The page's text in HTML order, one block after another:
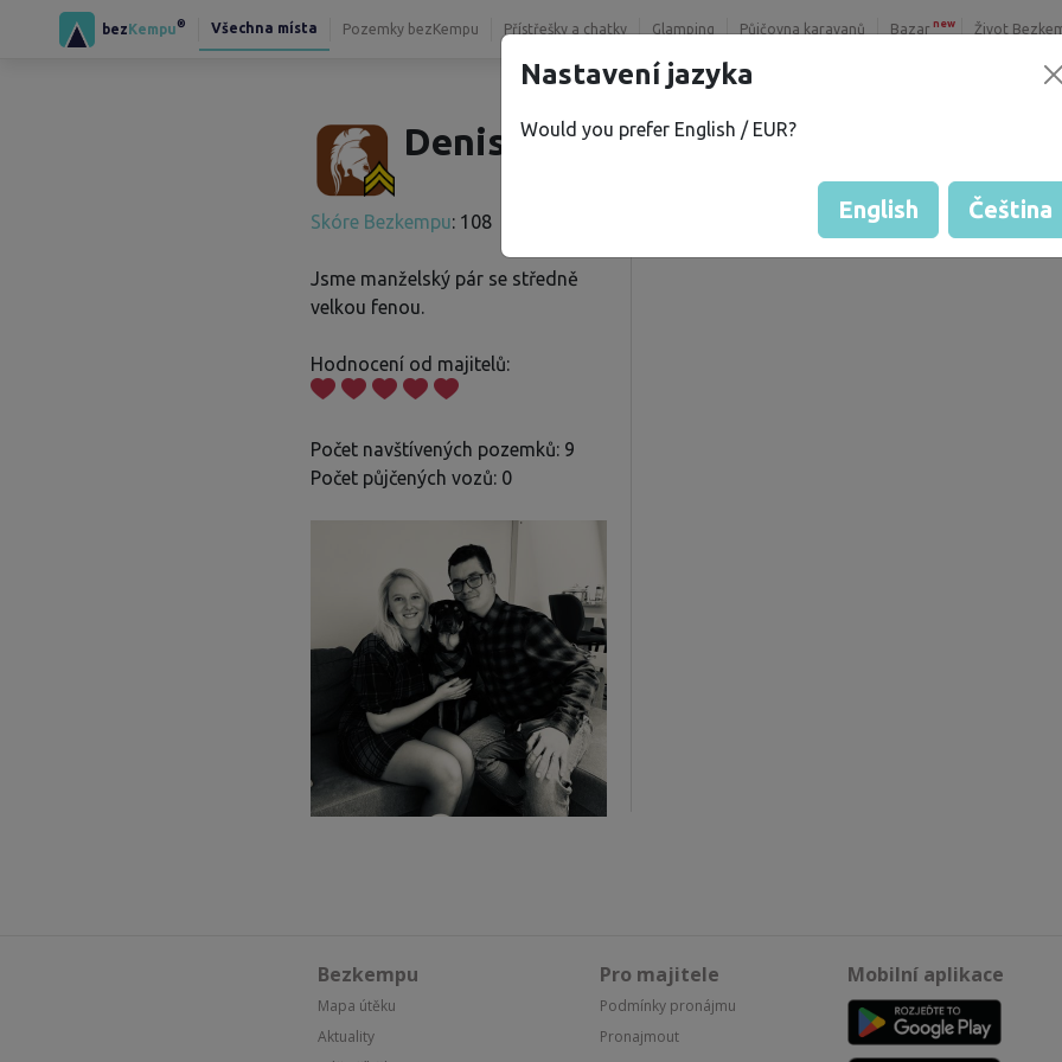
bezKempu® Všechna místa Pozemky bezKempu Přístřešky a chatky Glamping Půjčovna karavanů Bazar new Život
Denisa B.
Skóre Bezkempu: 108
Jsme manželský pár se středně
velkou fenou.
Hodnocení od majitelů:
Počet navštívených pozemků: 9
Počet půjčených vozů: 0
Hodnocení pozemků
Bezkempu
Mapa útěku
Aktuality
Pro majitele
Podmínky pronájmu
Pronajmout
Mobilní aplikace
Nastavení jazyka
Would you prefer English / EUR?
English Čeština